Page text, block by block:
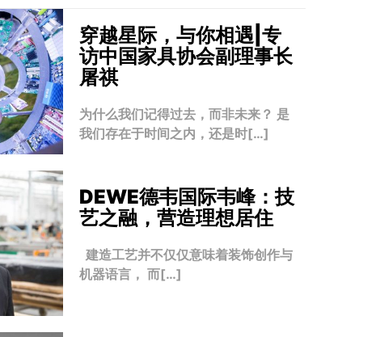
穿越星际，与你相遇|专
访中国家具协会副理事长
屠祺
为什么我们记得过去，而非未来？ 是
我们存在于时间之内，还是时[…]
DEWE德韦国际韦峰：技
艺之融，营造理想居住
建造工艺并不仅仅意味着装饰创作与
机器语言， 而[…]